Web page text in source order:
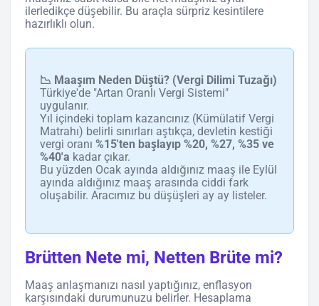
ilerledikçe düşebilir. Bu araçla sürpriz kesintilere
hazırlıklı olun.
📉 Maaşım Neden Düştü? (Vergi Dilimi Tuzağı)
Türkiye'de "Artan Oranlı Vergi Sistemi"
uygulanır.
Yıl içindeki toplam kazancınız (Kümülatif Vergi
Matrahı) belirli sınırları aştıkça, devletin kestiği
vergi oranı %15'ten başlayıp %20, %27, %35 ve
%40'a kadar çıkar.
Bu yüzden Ocak ayında aldığınız maaş ile Eylül
ayında aldığınız maaş arasında ciddi fark
oluşabilir. Aracımız bu düşüşleri ay ay listeler.
Brütten Nete mi, Netten Brüte mi?
Maaş anlaşmanızı nasıl yaptığınız, enflasyon
karşısındaki durumunuzu belirler. Hesaplama